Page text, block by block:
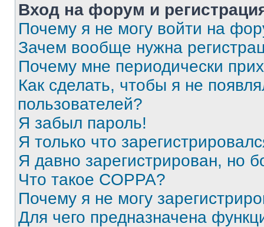
Вход на форум и
Почему я не могу войти на
Зачем вообще нужна
Почему мне периодически
Как сделать, чтобы я не
пользователей?
Я забыл пароль!
Я только что
Я давно зарегистрирован, но
Что такое COPPA?
Почему я не могу
Для чего предназначена